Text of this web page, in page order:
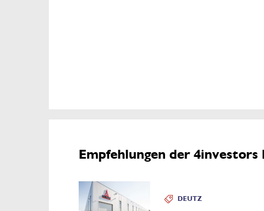
Empfehlungen der 4investors
DEUTZ